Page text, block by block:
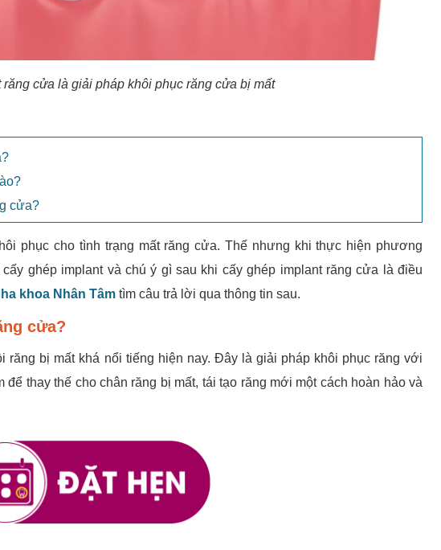
răng cửa là giải pháp khôi phục răng cửa bị mất
cửa?
phục cho tình trạng mất răng cửa. Thế nhưng khi thực hiện phương
ghép implant và chú ý gì sau khi cấy ghép implant răng cửa là điều
khoa Nhân Tâm tìm câu trả lời qua thông tin sau.
cửa?
răng bị mất khá nổi tiếng hiện nay. Đây là giải pháp khôi phục răng với
thay thế cho chân răng bị mất, tái tạo răng mới một cách hoàn hảo và